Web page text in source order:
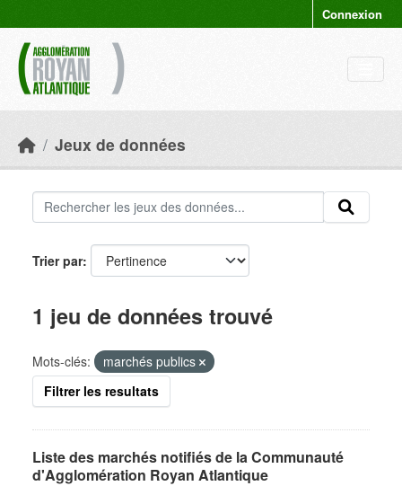
Connexion
Jeux de données
Trier par
1 jeu de données trouvé
Mots-clés:
marchés publics
Filtrer les resultats
Liste des marchés notifiés de la Communauté
d'Agglomération Royan Atlantique